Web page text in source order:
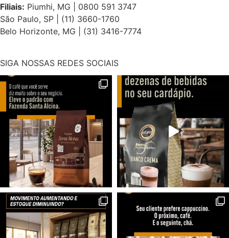
Filiais: Piumhi, MG | 0800 591 3747
São Paulo, SP | (11) 3660-1760
Belo Horizonte, MG | (31) 3416-7774
SIGA NOSSAS REDES SOCIAIS